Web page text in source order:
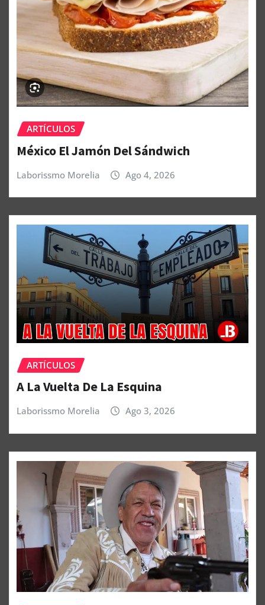
ARTÍCULOS
México El Jamón Del Sándwich
Laborissmo Morelia Ago 4, 2026
ARTÍCULOS
A La Vuelta De La Esquina
Laborissmo Morelia Ago 3, 2026